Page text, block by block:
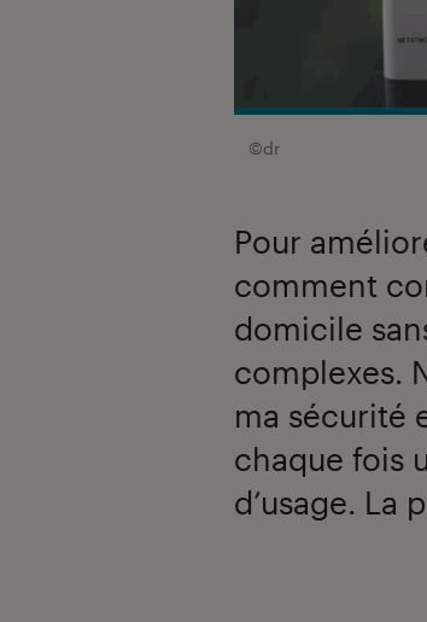
©dr
Pour
comment
domicile
complexes.
ma sécurité
chaque fois
d’usage. La